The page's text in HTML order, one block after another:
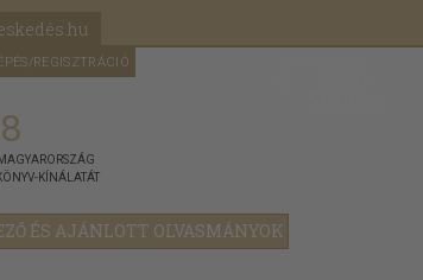
REGISZTRÁCIÓ
ÉS AJÁNLOTT OLVASMÁNYOK
KÍNÁLATÁT